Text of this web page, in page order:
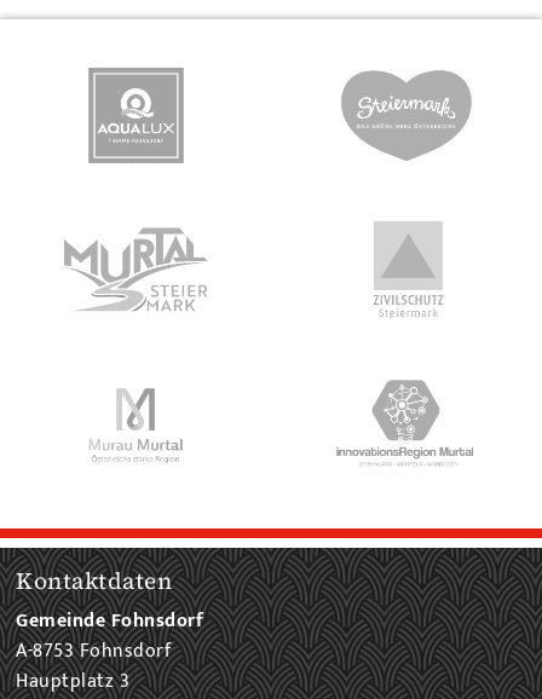
Kontaktdaten
Gemeinde Fohnsdorf
A-8753 Fohnsdorf
Hauptplatz 3